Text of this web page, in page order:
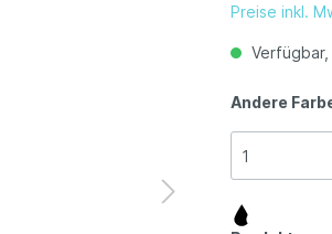
Preise inkl.
Andere